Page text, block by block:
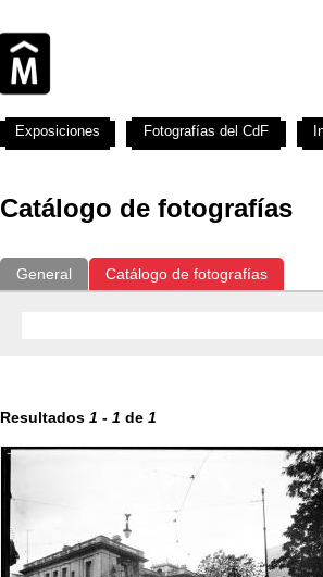
Catálogo de fotografías
General Catálogo de fotografías
Resultados 1 - 1 de 1
Exposiciones Fotografías del CdF